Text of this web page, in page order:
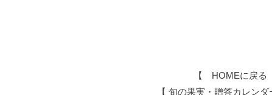
【 HOMEに戻る
【 旬の果実・贈答カレンダ